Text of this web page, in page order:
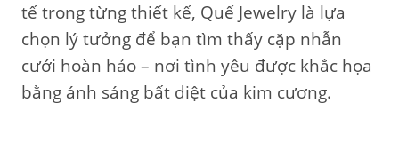
tế trong từng thiết kế, Quế Jewelry là lựa
chọn lý tưởng để bạn tìm thấy cặp nhẫn
cưới hoàn hảo – nơi tình yêu được khắc họa
bằng ánh sáng bất diệt của kim cương.